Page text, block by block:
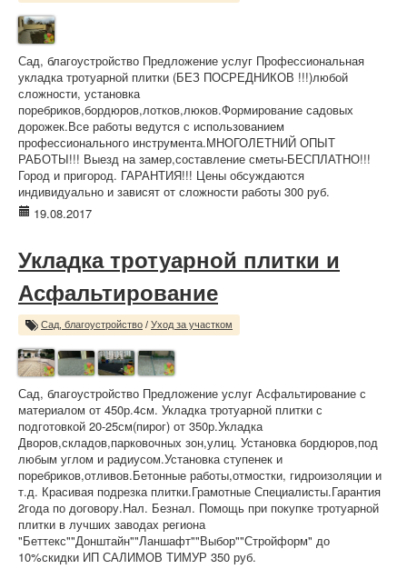
Сад, благоустройство Предложение услуг Профессиональная
укладка тротуарной плитки (БЕЗ ПОСРЕДНИКОВ !!!)любой
сложности, установка
поребриков,бордюров,лотков,люков.Формирование садовых
дорожек.Все работы ведутся с использованием
профессионального инструмента.МНОГОЛЕТНИЙ ОПЫТ
РАБОТЫ!!! Выезд на замер,составление сметы-БЕСПЛАТНО!!!
Город и пригород. ГАРАНТИЯ!!! Цены обсуждаются
индивидуально и зависят от сложности работы 300 руб.
19.08.2017
Укладка тротуарной плитки и
Асфальтирование
Сад, благоустройство / Уход за участком
Сад, благоустройство Предложение услуг Асфальтирование с
материалом от 450р.4см. Укладка тротуарной плитки с
подготовкой 20-25см(пирог) от 350р.Укладка
Дворов,складов,парковочных зон,улиц. Установка бордюров,под
любым углом и радиусом.Установка ступенек и
поребриков,отливов.Бетонные работы,отмостки, гидроизоляции и
т.д. Красивая подрезка плитки.Грамотные Специалисты.Гарантия
2года по договору.Нал. Безнал. Помощь при покупке тротуарной
плитки в лучших заводах региона
"Беттекс""Донштайн""Ланшафт""Выбор""Стройформ" до
10%скидки ИП САЛИМОВ ТИМУР 350 руб.